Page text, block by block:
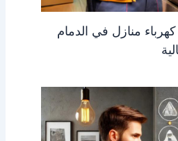
منازل في الدمام